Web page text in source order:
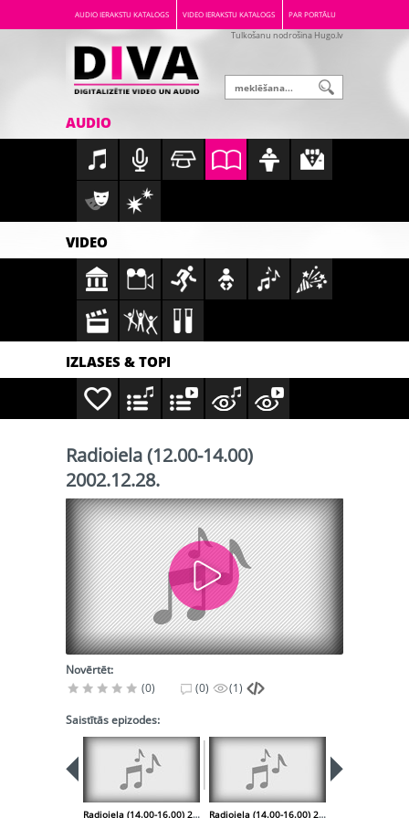
AUDIO IERAKSTU KATALOGS VIDEO IERAKSTU KATALOGS PAR PORTĀLU
Tulkošanu nodrošina Hugo.lv
AUDIO
VIDEO
IZLASES & TOPI
Radioiela (12.00-14.00)
2002.12.28.
Novērtēt:
(0)
(0) (1)
Saistītās epizodes:
Radioiela (14.00-16.00) 2002.12.21. Radioiela (14.00-16.00) 2002.12.28.